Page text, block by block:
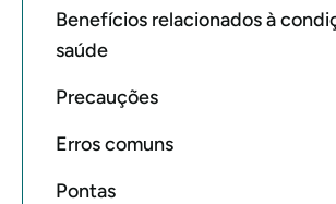
Benefícios relacionados à
saúde
Precauções
Erros comuns
Pontas